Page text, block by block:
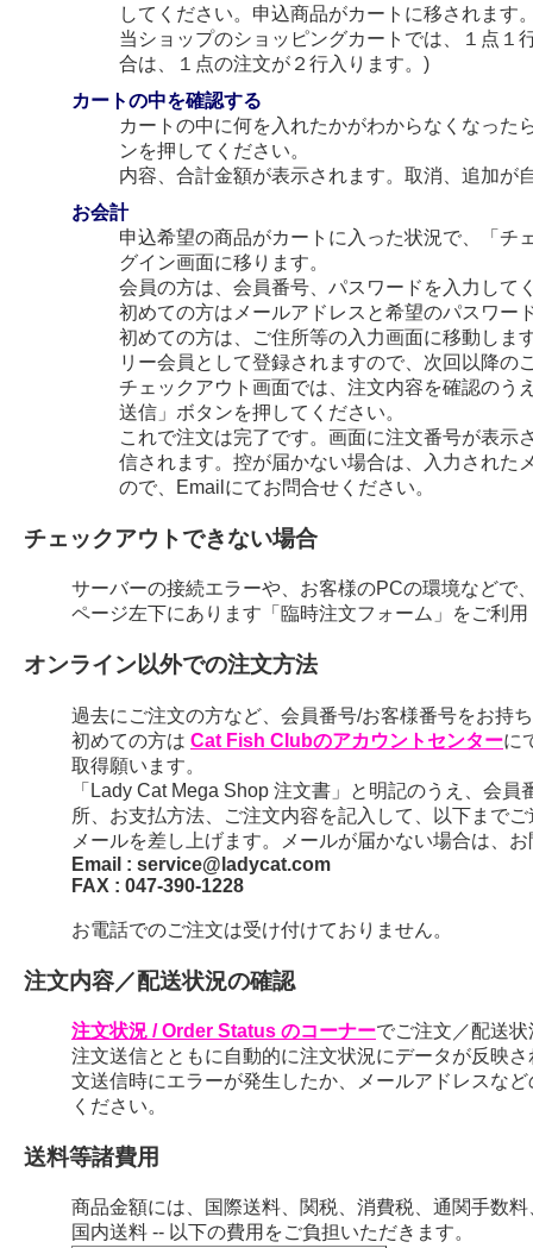
してください。申込商品がカートに移されます
当ショップのショッピングカートでは、１点１
合は、１点の注文が２行入ります。)
カートの中を確認する
カートの中に何を入れたかがわからなくなった
ンを押してください。
内容、合計金額が表示されます。取消、追加が
お会計
申込希望の商品がカートに入った状況で、「チ
グイン画面に移ります。
会員の方は、会員番号、パスワードを入力して
初めての方はメールアドレスと希望のパスワー
初めての方は、ご住所等の入力画面に移動しま
リー会員として登録されますので、次回以降の
チェックアウト画面では、注文内容を確認のう
送信」ボタンを押してください。
これで注文は完了です。画面に注文番号が表
信されます。控が届かない場合は、入力された
ので、Emailにてお問合せください。
チェックアウトできない場合
サーバーの接続エラーや、お客様のPCの環境などで
ページ左下にあります「臨時注文フォーム」をご利
オンライン以外での注文方法
過去にご注文の方など、会員番号/お客様番号をお持
初めての方は Cat Fish Clubのアカウントセンターに
取得願います。
「Lady Cat Mega Shop 注文書」と明記のうえ、会
所、お支払方法、ご注文内容を記入して、以下まで
メールを差し上げます。メールが届かない場合は、
Email : service@ladycat.com
FAX : 047-390-1228
お電話でのご注文は受け付けておりません。
注文内容／配送状況の確認
注文状況 / Order Status のコーナーでご注文／配送
注文送信とともに自動的に注文状況にデータが反映
文送信時にエラーが発生したか、メールアドレスな
ください。
送料等諸費用
商品金額には、国際送料、関税、消費税、通関手数
国内送料 -- 以下の費用をご負担いただきます。